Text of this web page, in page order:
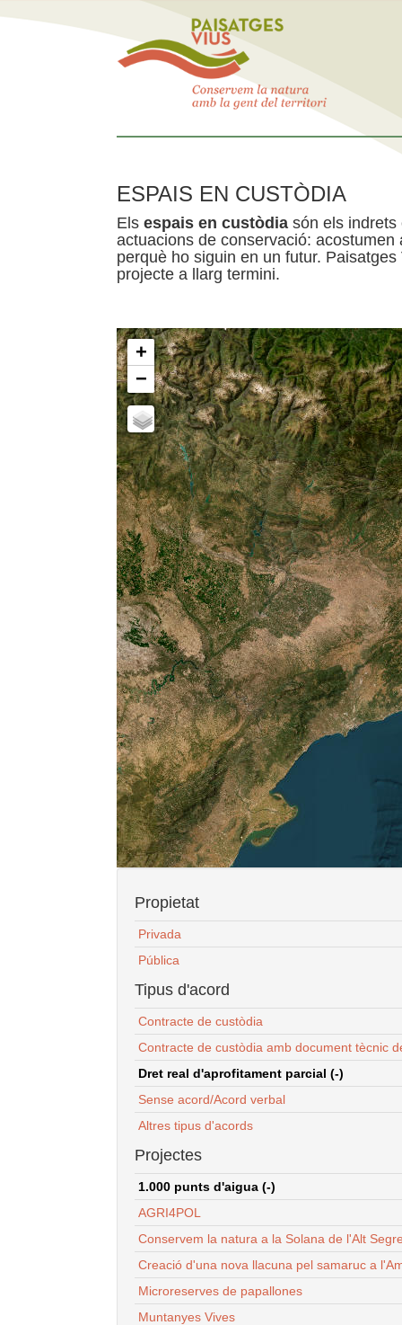
ESPAIS EN CUSTÒDIA
Els espais en custòdia són els indrets
actuacions de conservació:
perquè ho siguin en un futur.
projecte a llarg termini.
+
−
Propietat
Privada
Pública
Tipus d'acord
Contracte de custòdia
Contracte de custòdia amb document tècnic
Dret real d'aprofitament parcial (-)
Sense acord/Acord verbal
Altres tipus d'acords
Projectes
1.000 punts d'aigua (-)
AGRI4POL
Conservem la natura a la Solana de l'Alt
Creació d'una nova llacuna pel samaruc a
Microreserves de papallones
Muntanyes Vives